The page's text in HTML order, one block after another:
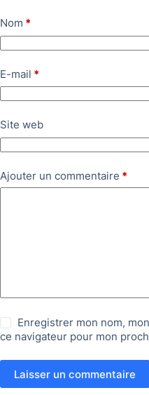
Nom *
E-mail *
Site web
Ajouter un commentaire *
Enregistrer mon nom,
ce navigateur pour mon
Laisser un commentaire